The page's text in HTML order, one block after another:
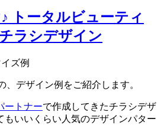
トータルビューティ
ラシデザイン
、デザイン例をご紹介します。
ートナーで作成してきたチラシデザ
もいいくらい人気のデザインパター